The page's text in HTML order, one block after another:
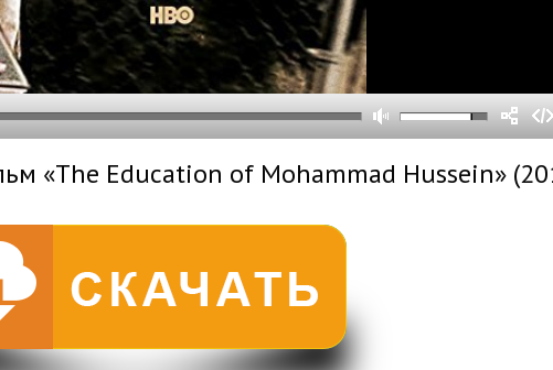
«The Education of Mohammad Hussein»